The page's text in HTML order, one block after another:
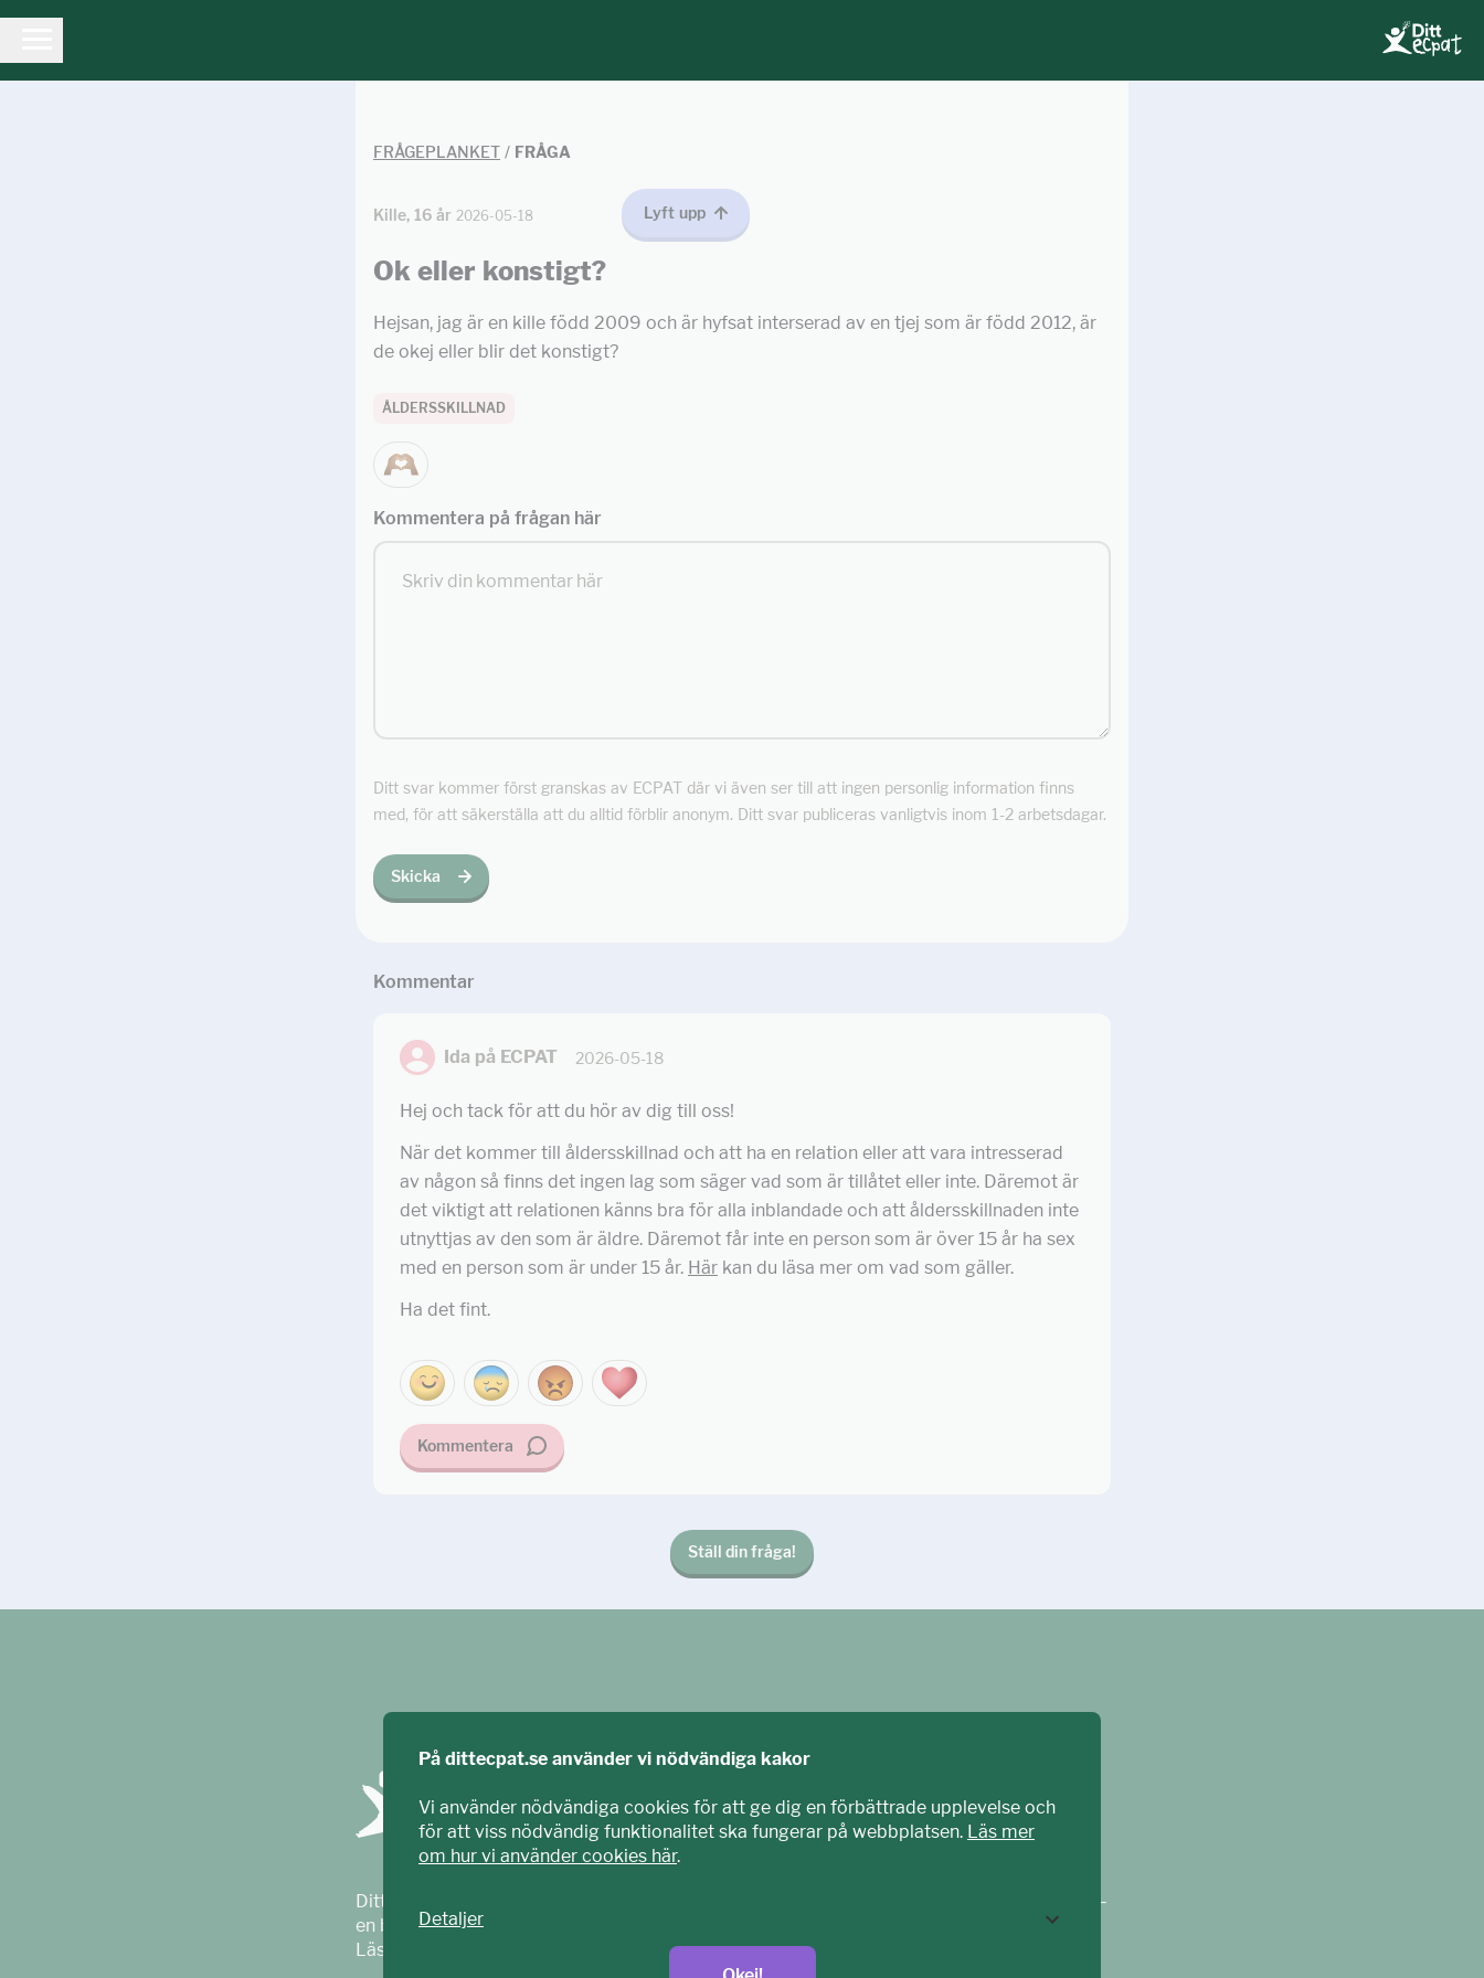
FRÅGEPLANKET / FRÅGA
Kille, 16 år 2026-05-18 Lyft upp
Ok eller konstigt?
Hejsan, jag är en kille född 2009 och är hyfsat interserad av en tjej som är född 2012, är
de okej eller blir det konstigt?
ÅLDERSSKILLNAD
Kommentera på frågan här
Ditt svar kommer först granskas av ECPAT där vi även ser till att ingen personlig information finns
med, för att säkerställa att du alltid förblir anonym. Ditt svar publiceras vanligtvis inom 1-2 arbetsdagar.
Skicka
Kommentar
Ida på ECPAT 2026-05-18
Hej och tack för att du hör av dig till oss!
När det kommer till åldersskillnad och att ha en relation eller att vara intresserad
av någon så finns det ingen lag som säger vad som är tillåtet eller inte. Däremot är
det viktigt att relationen känns bra för alla inblandade och att åldersskillnaden inte
utnyttjas av den som är äldre. Däremot får inte en person som är över 15 år ha sex
med en person som är under 15 år. Här kan du läsa mer om vad som gäller.
Ha det fint.
Kommentera
Ställ din fråga!
Ditt ECPAT har tagits fram tillsammans med barn och unga. Vi är en del av ECPAT Sverige –
en barnrättsorganisation som arbetar mot sexuell exploatering av barn.
Läs mer på
På dittecpat.se använder vi nödvändiga kakor
Vi använder nödvändiga cookies för att ge dig en förbättrade upplevelse och
för att viss nödvändig funktionalitet ska fungerar på webbplatsen. Läs mer
om hur vi använder cookies här.
Detaljer